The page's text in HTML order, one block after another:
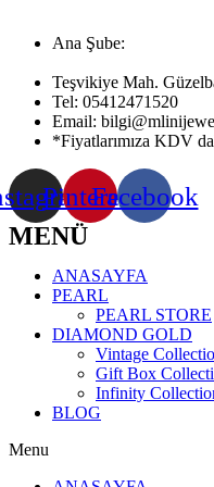
Ana Şube:
Teşvikiye Mah.
Tel: 05412471520
Email:
*Fiyatlarımıza KDV
PinterestFacebook
MENÜ
ANASAYFA
PEARL
PEARL STORE
DIAMOND GOLD
Vintage
Gift Box
Infinity
BLOG
Menu